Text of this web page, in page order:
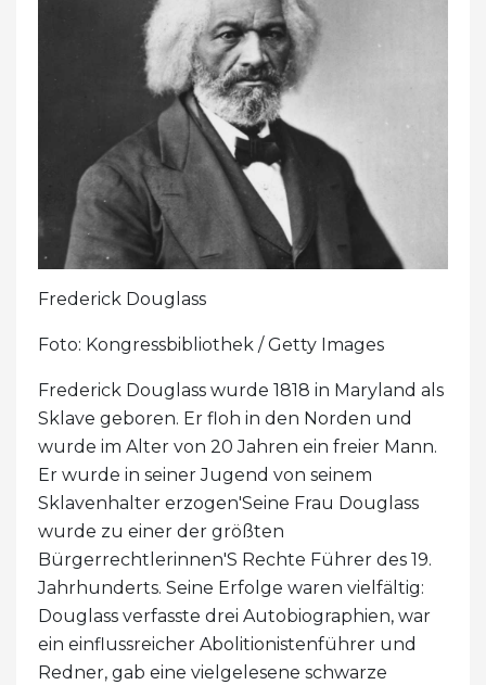
Frederick Douglass
Foto: Kongressbibliothek / Getty Images
Frederick Douglass wurde 1818 in Maryland als
Sklave geboren. Er floh in den Norden und
wurde im Alter von 20 Jahren ein freier Mann.
Er wurde in seiner Jugend von seinem
Sklavenhalter erzogen'Seine Frau Douglass
wurde zu einer der größten
Bürgerrechtlerinnen'S Rechte Führer des 19.
Jahrhunderts. Seine Erfolge waren vielfältig:
Douglass verfasste drei Autobiographien, war
ein einflussreicher Abolitionistenführer und
Redner, gab eine vielgelesene schwarze